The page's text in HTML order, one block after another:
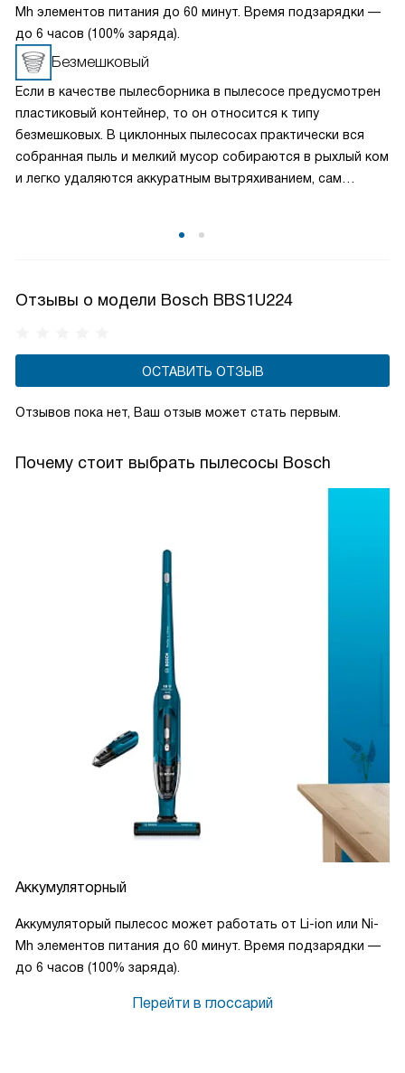
Mh элементов питания до 60 минут. Время подзарядки —
до 6 часов (100% заряда).
Безмешковый
Если в качестве пылесборника в пылесосе предусмотрен
пластиковый контейнер, то он относится к типу
безмешковых. В циклонных пылесосах практически вся
собранная пыль и мелкий мусор собираются в рыхлый ком
и легко удаляются аккуратным вытряхиванием, сам
Отзывы о модели Bosch BBS1U224
ОСТАВИТЬ ОТЗЫВ
Отзывов пока нет, Ваш отзыв может стать первым.
Почему стоит выбрать пылесосы Bosch
Аккумуляторный
Аккумуляторый пылесос может работать от Li-ion или Ni-
Mh элементов питания до 60 минут. Время подзарядки —
до 6 часов (100% заряда).
Перейти в глоссарий